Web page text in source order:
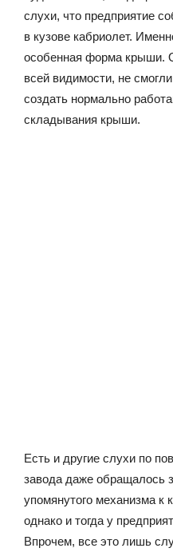
слухи, что предприятие
в кузове кабриолет.
особенная форма крыши.
всей видимости, не
создать нормально
складывания крыши.
Есть и другие слухи по
завода даже обращалось
упомянутого механизма к
однако и тогда у
Впрочем, все это лишь